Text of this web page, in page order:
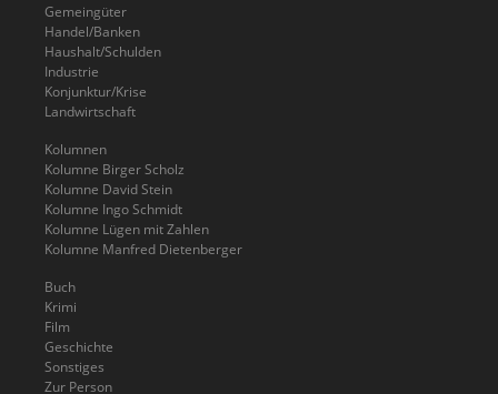
Gemeingüter
Handel/Banken
Haushalt/Schulden
Industrie
Konjunktur/Krise
Landwirtschaft
Kolumnen
Kolumne Birger Scholz
Kolumne David Stein
Kolumne Ingo Schmidt
Kolumne Lügen mit Zahlen
Kolumne Manfred Dietenberger
Buch
Krimi
Film
Geschichte
Sonstiges
Zur Person